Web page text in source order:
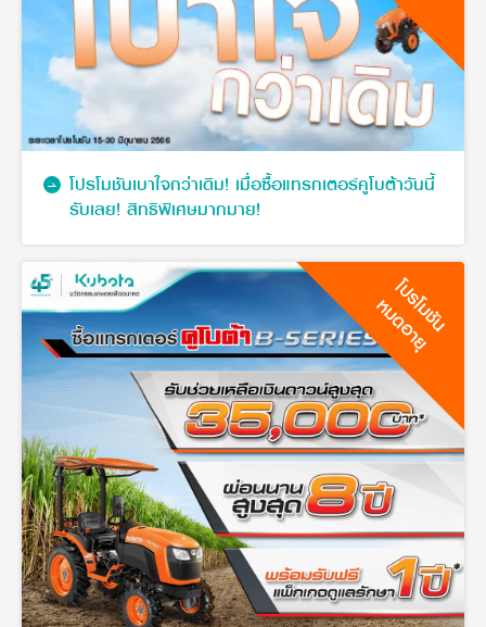
โปรโมชันเบาใจกว่าเดิม! เมื่อซื้อแทรกเตอร์คูโบต้าวันนี้
รับเลย! สิทธิพิเศษมากมาย!
โปรโมชัน
หมดอายุ